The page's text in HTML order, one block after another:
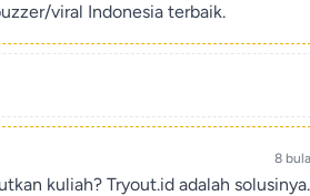
viral Indonesia terbaik.
8
kuliah? Tryout.id adalah solusinya.